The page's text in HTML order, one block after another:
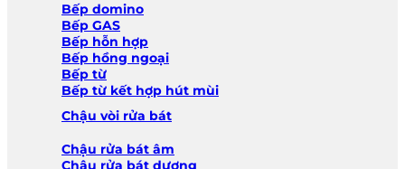
Bếp domino
Bếp GAS
Bếp hỗn hợp
Bếp hồng ngoại
Bếp từ
Bếp từ kết hợp hút mùi
Chậu vòi rửa bát
Chậu rửa bát âm
Chậu rửa bát dương